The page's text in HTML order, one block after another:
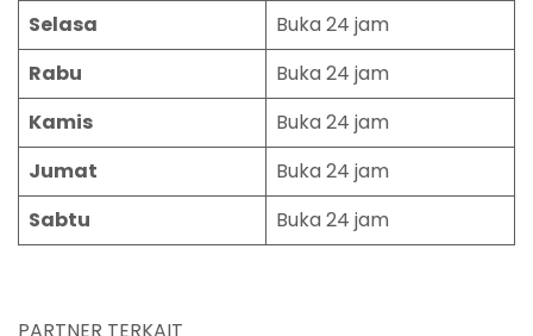
Selasa
Buka 24 jam
Rabu
Buka 24 jam
Kamis
Buka 24 jam
Jumat
Buka 24 jam
Sabtu
Buka 24 jam
PARTNER TERKAIT